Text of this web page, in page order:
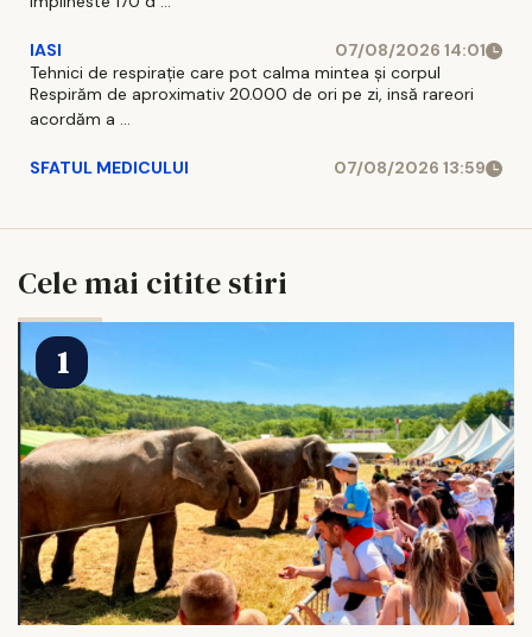
IASI
07/08/2026 14:01
Tehnici de respirație care pot calma mintea și corpul
Respirăm de aproximativ 20.000 de ori pe zi, insă rareori
acordăm a ...
SFATUL MEDICULUI 07/08/2026 13:59
Cele mai citite stiri